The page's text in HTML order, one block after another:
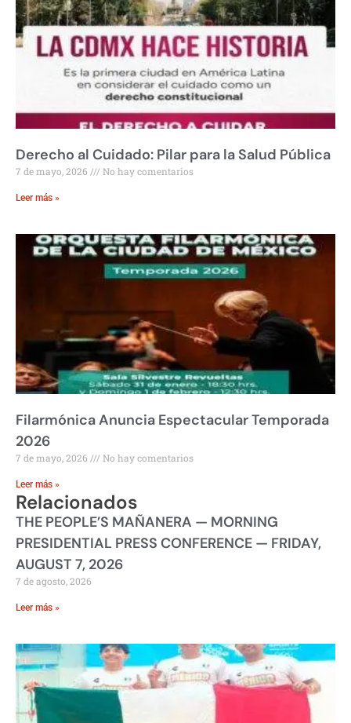
Derecho al Cuidado: Pilar para la Salud Pública
7 de mayo, 2026 No hay comentarios
Leer más »
Filarmónica Anuncia Espectacular Temporada
2026
7 de mayo, 2026 No hay comentarios
Leer más »
Relacionados
THE PEOPLE’S MAÑANERA — MORNING
PRESIDENTIAL PRESS CONFERENCE — FRIDAY,
AUGUST 7, 2026
7 de agosto, 2026
Leer más »